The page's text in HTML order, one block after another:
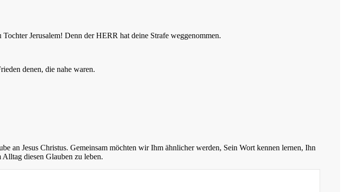
Jerusalem! Denn der HERR hat deine Strafe weggenommen.
denen, die nahe waren.
an Jesus Christus. Gemeinsam möchten wir Ihm ähnlicher werden, Sein Wort kennen lernen, Ihn
diesen Glauben zu leben.